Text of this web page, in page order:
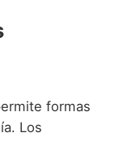
formas
Los